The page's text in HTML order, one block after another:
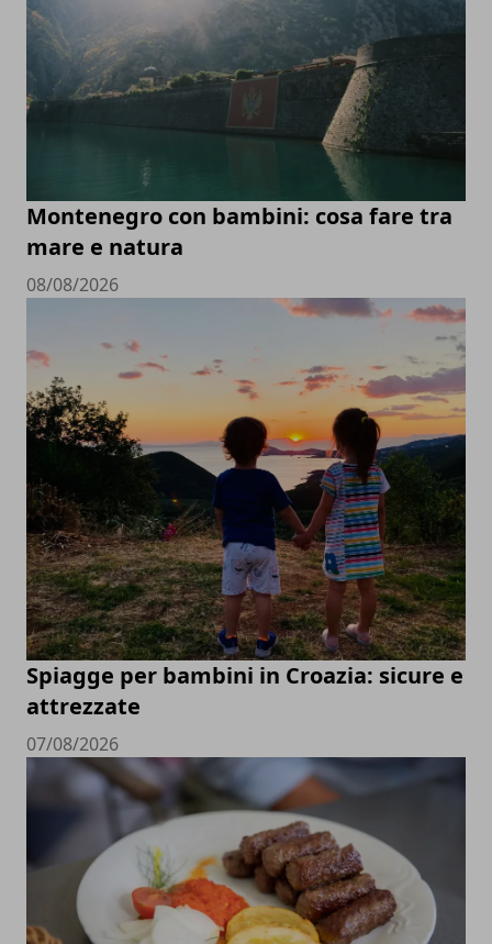
Montenegro con bambini: cosa fare tra
mare e natura
08/08/2026
Spiagge per bambini in Croazia: sicure e
attrezzate
07/08/2026